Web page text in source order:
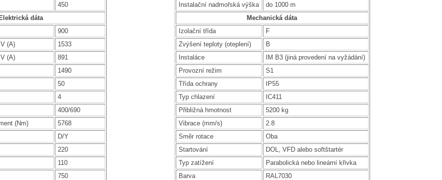
450
dáta
900
(A)
1533
(A)
891
1490
50
4
400/690
(Nm)
5768
D/Y
220
110
750
Instalační nadmořská výška
do 1000 m
Mechanická dáta
Izolační třída
F
Zvýšení teploty (oteplení)
B
Instaláce
IM B3 (jiná provedení na vyžádání)
Provozní režim
S1
Třída ochrany
IP55
Typ chlazení
IC411
Přibližná hmotnost
5200 kg
Vibrace (mm/s)
2.8
Směr rotace
Oba
Startování
DOL, VFD alebo softštartér
Typ zatížení
Parabolická nebo lineární křivka
Barva
RAL7030